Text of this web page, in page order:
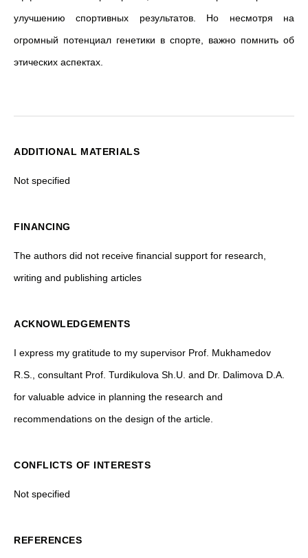
улучшению спортивных результатов. Но несмотря на
огромный потенциал генетики в спорте, важно помнить об
этических аспектах.
ADDITIONAL MATERIALS
Not specified
FINANCING
The authors did not receive financial support for research,
writing and publishing articles
ACKNOWLEDGEMENTS
I express my gratitude to my supervisor Prof. Mukhamedov
R.S., consultant Prof. Turdikulova Sh.U. and Dr. Dalimova D.A.
for valuable advice in planning the research and
recommendations on the design of the article.
CONFLICTS OF INTERESTS
Not specified
REFERENCES